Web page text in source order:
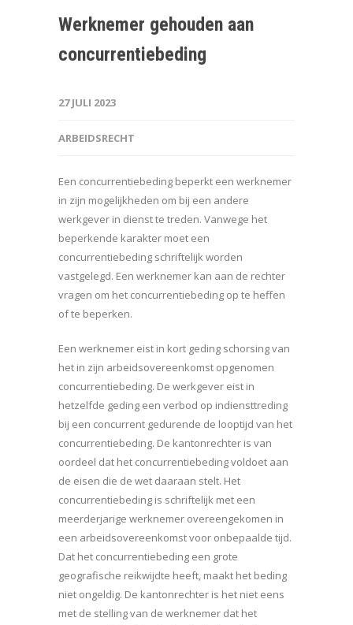
Werknemer gehouden aan
concurrentiebeding
27 JULI 2023
ARBEIDSRECHT
Een concurrentiebeding beperkt een werknemer
in zijn mogelijkheden om bij een andere
werkgever in dienst te treden. Vanwege het
beperkende karakter moet een
concurrentiebeding schriftelijk worden
vastgelegd. Een werknemer kan aan de rechter
vragen om het concurrentiebeding op te heffen
of te beperken.
Een werknemer eist in kort geding schorsing van
het in zijn arbeidsovereenkomst opgenomen
concurrentiebeding. De werkgever eist in
hetzelfde geding een verbod op indiensttreding
bij een concurrent gedurende de looptijd van het
concurrentiebeding. De kantonrechter is van
oordeel dat het concurrentiebeding voldoet aan
de eisen die de wet daaraan stelt. Het
concurrentiebeding is schriftelijk met een
meerderjarige werknemer overeengekomen in
een arbeidsovereenkomst voor onbepaalde tijd.
Dat het concurrentiebeding een grote
geografische reikwijdte heeft, maakt het beding
niet ongeldig. De kantonrechter is het niet eens
met de stelling van de werknemer dat het